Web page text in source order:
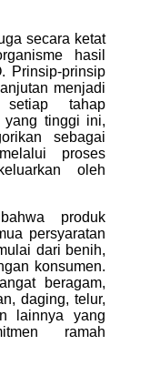
secara ketat
hasil
Prinsip-prinsip
menjadi
tahap
yang tinggi ini,
sebagai
proses
oleh
produk
persyaratan
dari benih,
konsumen.
beragam,
daging, telur,
lainnya yang
ramah